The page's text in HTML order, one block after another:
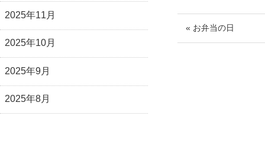
« お弁当の日
2025年11月
2025年10月
2025年9月
2025年8月